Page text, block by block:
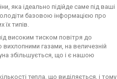
яка ідеально підійде саме під ваші
базовою інформацією про
їх типів.
високим тиском повітря до
газами, на величезній
збільшується, що і є нашою
тепла, що виділяється, і тому